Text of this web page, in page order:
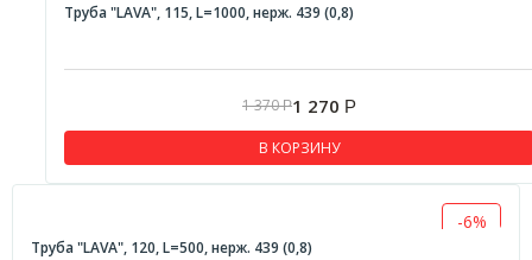
Труба "LAVA", 115, L=1000, нерж. 439 (0,8)
1 370Р1 270 Р
В КОРЗИНУ
-6%
Труба "LAVA", 120, L=500, нерж. 439 (0,8)